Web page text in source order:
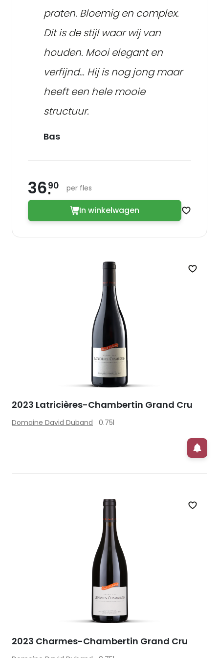
praten. Bloemig en complex.
Dit is de stijl waar wij van
houden. Mooi elegant en
verfijnd… Hij is nog jong maar
heeft een hele mooie
structuur.
Bas
3690 per fles
In winkelwagen Zet op
Zet
2023 Latricières-Chambertin Grand Cru
Domaine David Duband 0.75l
Zet
2023 Charmes-Chambertin Grand Cru